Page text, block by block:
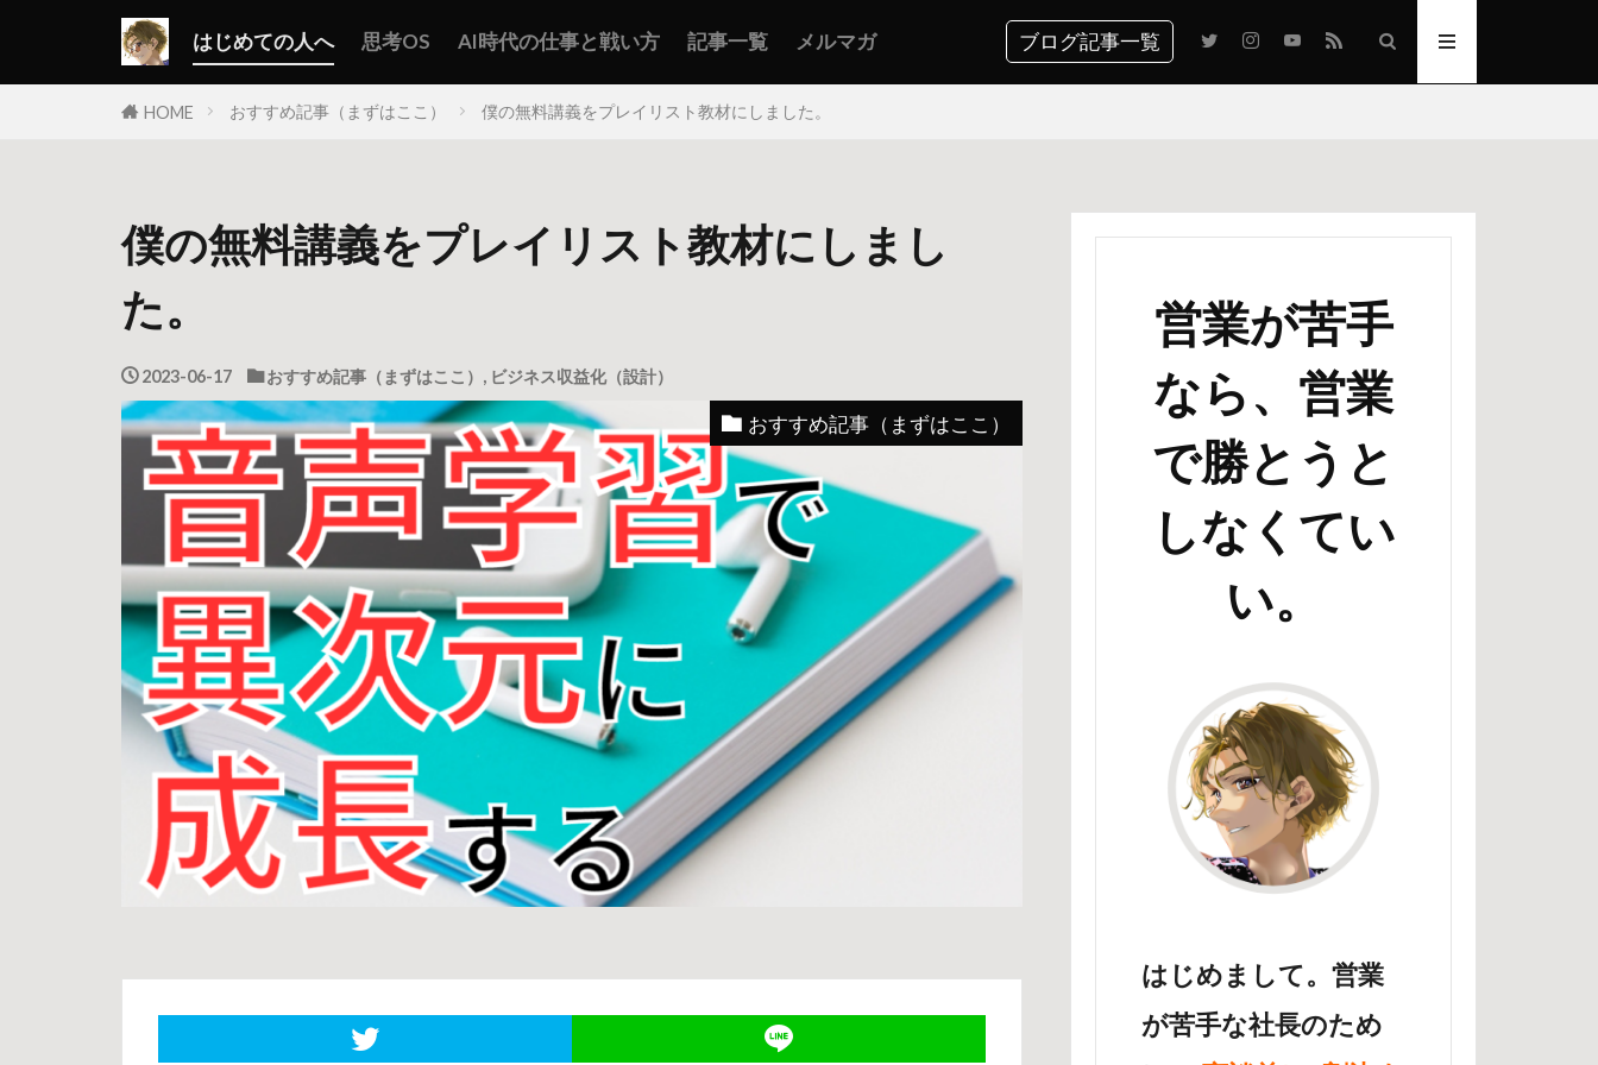
はじめての人へ 思考OS AI時代の仕事と戦い方 記事一覧 メルマガ ブログ記事一覧
HOME おすすめ記事（まずはここ） 僕の無料講義をプレイリスト教材にしました。
僕の無料講義をプレイリスト教材にしまし
た。
2023-06-17 おすすめ記事（まずはここ） , ビジネス収益化（設計）
おすすめ記事（まずはここ）
営業が苦手
なら、営業
で勝とうと
しなくてい
い。
はじめまして。営業
が苦手な社長のため